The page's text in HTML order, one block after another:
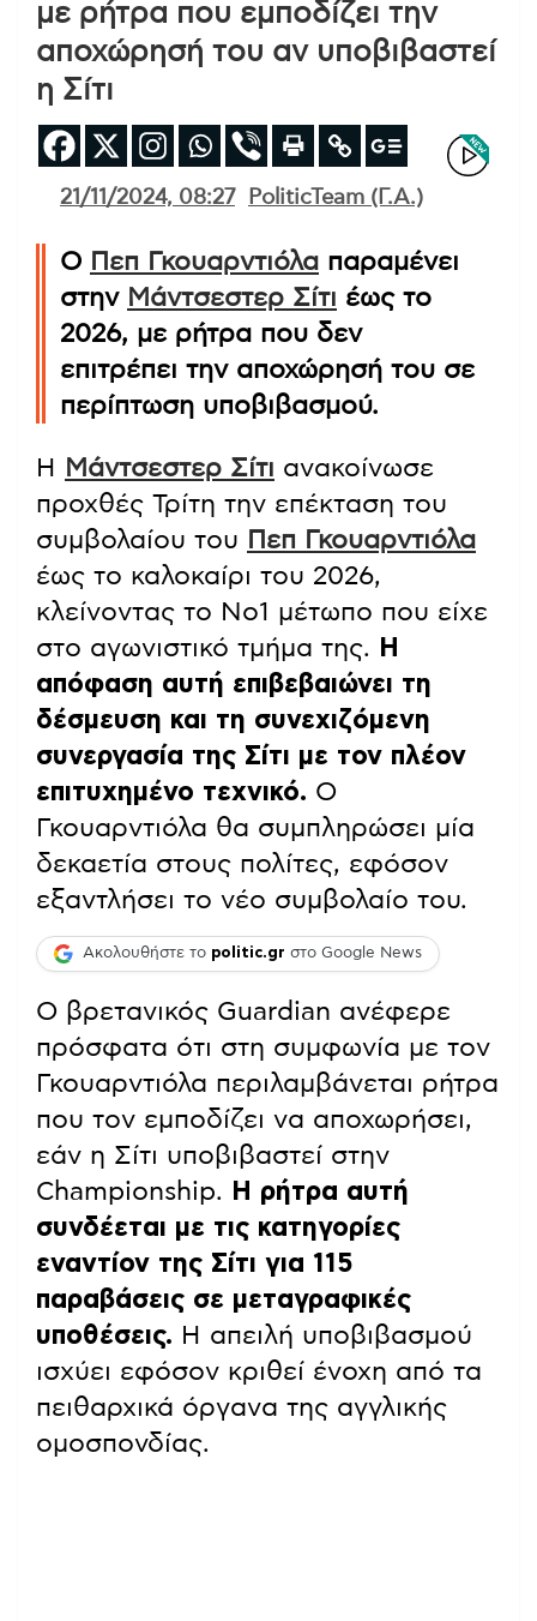
με ρήτρα που εμποδίζει την
αποχώρησή του αν υποβιβαστεί
η Σίτι
21/11/2024, 08:27 PoliticTeam (Γ.Α.)
Ο Πεπ Γκουαρντιόλα παραμένει
στην Μάντσεστερ Σίτι έως το
2026, με ρήτρα που δεν
επιτρέπει την αποχώρησή του σε
περίπτωση υποβιβασμού.
Η Μάντσεστερ Σίτι ανακοίνωσε
προχθές Τρίτη την επέκταση του
συμβολαίου του Πεπ Γκουαρντιόλα
έως το καλοκαίρι του 2026,
κλείνοντας το Νο1 μέτωπο που είχε
στο αγωνιστικό τμήμα της.
Η
απόφαση αυτή επιβεβαιώνει τη
δέσμευση και τη συνεχιζόμενη
συνεργασία της Σίτι με τον πλέον
επιτυχημένο τεχνικό. Ο
Γκουαρντιόλα θα συμπληρώσει μία
δεκαετία στους πολίτες, εφόσον
εξαντλήσει το νέο συμβολαίο του.
Ακολουθήστε το politic.gr στο Google News
Ο βρετανικός Guardian ανέφερε
πρόσφατα ότι στη συμφωνία με τον
Γκουαρντιόλα περιλαμβάνεται ρήτρα
που τον εμποδίζει να αποχωρήσει,
εάν η Σίτι υποβιβαστεί στην
Championship.
Η ρήτρα αυτή
συνδέεται με τις κατηγορίες
εναντίον της Σίτι για 115
παραβάσεις σε μεταγραφικές
υποθέσεις. Η απειλή υποβιβασμού
ισχύει εφόσον κριθεί ένοχη από τα
πειθαρχικά όργανα της αγγλικής
ομοσπονδίας.